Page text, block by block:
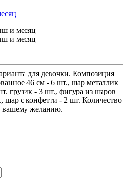
для девочки. Композиция
46 см - 6 шт., шар металлик
грузик - 3 шт., фигура из шаров
с конфетти - 2 шт. Количество
вашему желанию.